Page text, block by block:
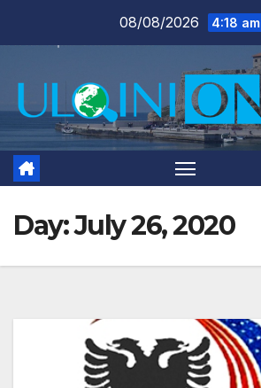
08/08/2026 4:18 am
Day:July 26, 2020